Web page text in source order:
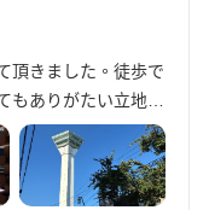
頂きました。徒歩で
もありがたい立地で
らはライトアップさ
館を楽しむ事が出来